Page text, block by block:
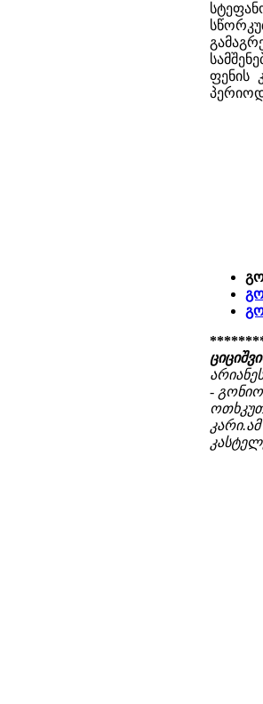
ფენის
-